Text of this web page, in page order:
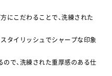
にこだわることで、洗練された
タイリッシュでシャープな印象
で、洗練された重厚感のある仕
084-966-9181